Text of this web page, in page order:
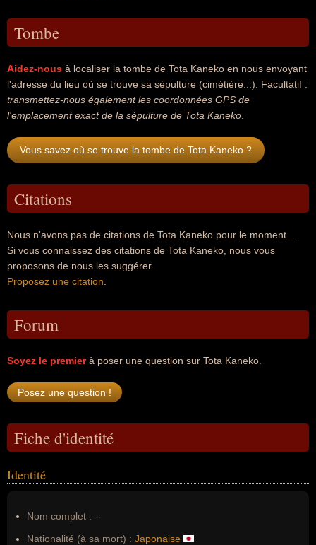
Tombe
Aidez-nous à localiser la tombe de Tota Kaneko en nous envoyant
l'adresse du lieu où se trouve sa sépulture (cimétière...). Facultatif :
transmettez-nous également les coordonnées GPS de
l'emplacement exact de la sépulture de Tota Kaneko
Vous savez où se trouve la tombe de Tota Kaneko ?
Citations
Nous n'avons pas de citations de Tota Kaneko pour le moment...
Si vous connaissez des citations de Tota Kaneko, nous vous
proposons de nous les suggérer.
Proposez une citation
Forum
Soyez le premierà poser une question sur Tota Kaneko.
Fiche d'identité
Identité
Nom complet : --
Nationalité (à sa mort) : Japonaise